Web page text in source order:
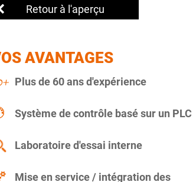
Retour à l'aperçu
AVANTAGES
Plus de 60 ans d'expérience
Système de contrôle basé sur un PLC
Laboratoire d'essai interne
Mise en service / intégration des